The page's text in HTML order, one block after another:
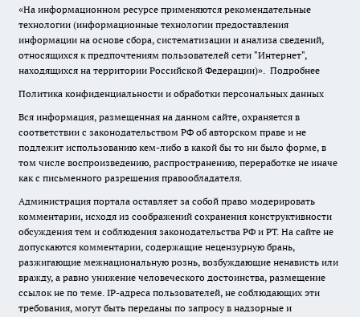
«На информационном ресурсе применяются рекомендательные
технологии (информационные технологии предоставления
информации на основе сбора, систематизации и анализа сведений,
относящихся к предпочтениям пользователей сети "Интернет",
находящихся на территории Российской Федерации)». Подробнее
Политика конфиденциальности и обработки персональных данных
Вся информация, размещенная на данном сайте, охраняется в
соответствии с законодательством РФ об авторском праве и не
подлежит использованию кем-либо в какой бы то ни было форме, в
том числе воспроизведению, распространению, переработке не иначе
как с письменного разрешения правообладателя.
Администрация портала оставляет за собой право модерировать
комментарии, исходя из соображений сохранения конструктивности
обсуждения тем и соблюдения законодательства РФ и РТ. На сайте не
допускаются комментарии, содержащие нецензурную брань,
разжигающие межнациональную рознь, возбуждающие ненависть или
вражду, а равно унижение человеческого достоинства, размещение
ссылок не по теме. IP-адреса пользователей, не соблюдающих эти
требования, могут быть переданы по запросу в надзорные и